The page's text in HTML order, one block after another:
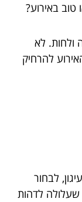
טוב באירוע?
ולחות. לא
להרחיק
לבחור
שעלולה לדהות